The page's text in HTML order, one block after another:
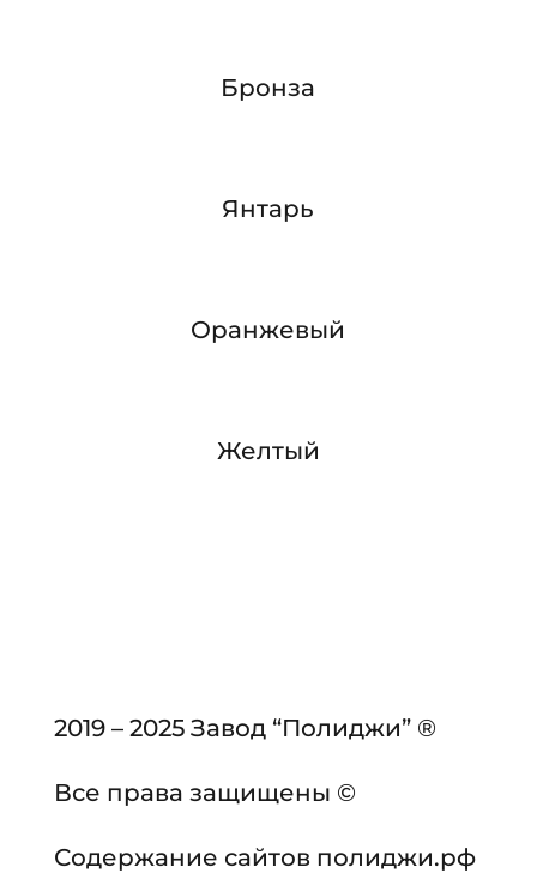
Бронза
Янтарь
Оранжевый
Желтый
2019 – 2025 Завод “Полиджи” ®
Все права защищены ©
Содержание сайтов полиджи.рф